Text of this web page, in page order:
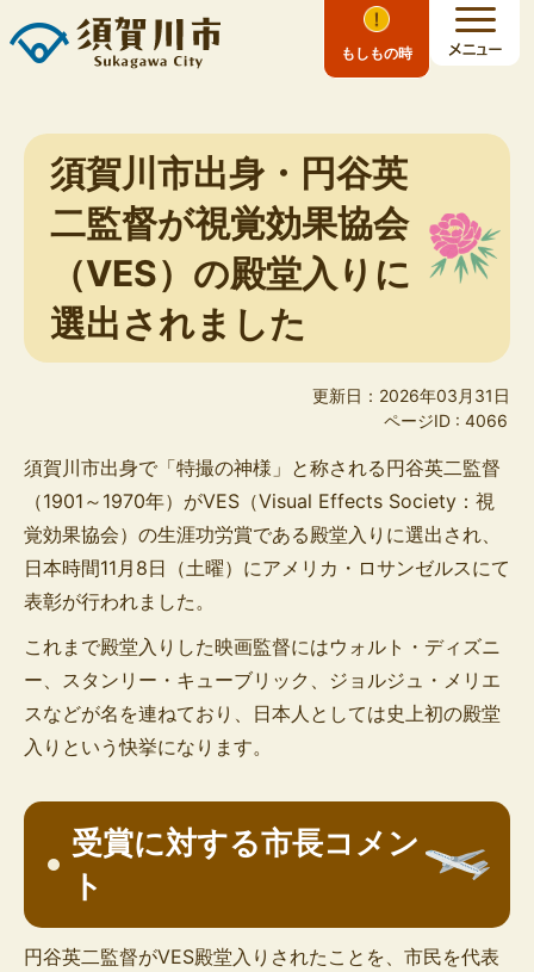
もしもの時
須賀川市出身・円谷英
二監督が視覚効果協会
（VES）の殿堂入りに
選出されました
更新日：2026年03月31日
ページID : 4066
須賀川市出身で「特撮の神様」と称される円谷英二監督
（1901～1970年）がVES（Visual Effects Society ：視
覚効果協会）の生涯功労賞である殿堂入りに選出され、
日本時間11月8日（土曜）にアメリカ・ロサンゼルスにて
表彰が行われました。
これまで殿堂入りした映画監督にはウォルト・ディズニ
ー、スタンリー・キューブリック、ジョルジュ・メリエ
スなどが名を連ねており、日本人としては史上初の殿堂
入りという快挙になります。
受賞に対する市長コメン
ト
円谷英二監督がVES殿堂入りされたことを、市民を代表